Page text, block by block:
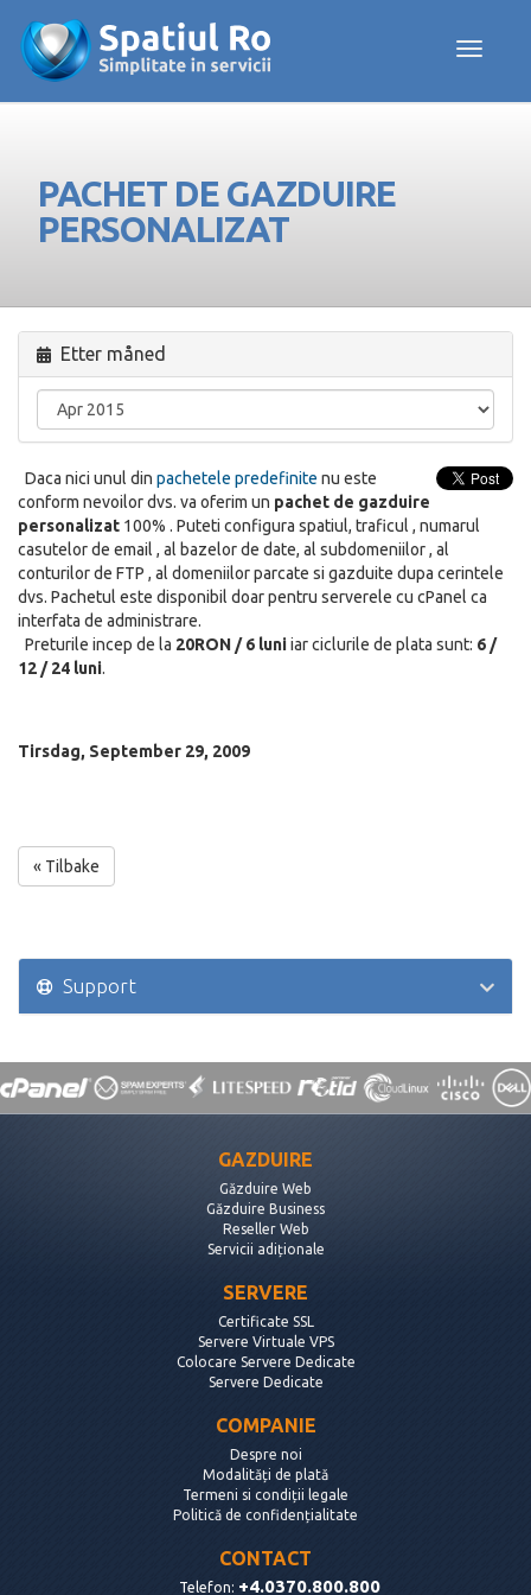
Toggle
PACHET DE GAZDUIRE
PERSONALIZAT
Etter måned
Daca nici unul din pachetele predefinite nu este
conform nevoilor dvs. va oferim un pachet de gazduire
personalizat 100% . Puteti configura spatiul, traficul , numarul
casutelor de email , al bazelor de date, al subdomeniilor , al
conturilor de FTP , al domeniilor parcate si gazduite dupa cerintele
dvs. Pachetul este disponibil doar pentru serverele cu cPanel ca
interfata de administrare.
Preturile incep de la 20RON / 6 luniiar ciclurile de plata sunt: 6 /
12 / 24 luni.
Tirsdag, September 29, 2009
« Tilbake
Support
GAZDUIRE
Găzduire Web
Găzduire Business
Reseller Web
Servicii adiționale
SERVERE
Certificate SSL
Servere Virtuale VPS
Colocare Servere Dedicate
Servere Dedicate
COMPANIE
Despre noi
Modalități de plată
Termeni si condiții legale
Politică de confidențialitate
CONTACT
Telefon: +4.0370.800.800